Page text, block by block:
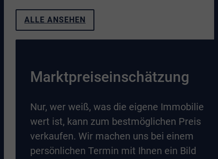
ALLE ANSEHEN
Marktpreiseinschätzung
Nur, wer weiß, was die eigene Immobilie
wert ist, kann zum bestmöglichen Preis
verkaufen. Wir machen uns bei einem
persönlichen Termin mit Ihnen ein Bild